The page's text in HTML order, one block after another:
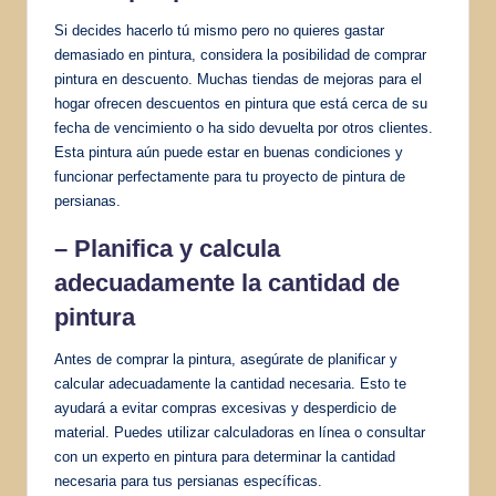
Si decides hacerlo tú mismo pero no quieres gastar
demasiado en pintura, considera la posibilidad de comprar
pintura en descuento. Muchas tiendas de mejoras para el
hogar ofrecen descuentos en pintura que está cerca de su
fecha de vencimiento o ha sido devuelta por otros clientes.
Esta pintura aún puede estar en buenas condiciones y
funcionar perfectamente para tu proyecto de pintura de
persianas.
– Planifica y calcula
adecuadamente la cantidad de
pintura
Antes de comprar la pintura, asegúrate de planificar y
calcular adecuadamente la cantidad necesaria. Esto te
ayudará a evitar compras excesivas y desperdicio de
material. Puedes utilizar calculadoras en línea o consultar
con un experto en pintura para determinar la cantidad
necesaria para tus persianas específicas.